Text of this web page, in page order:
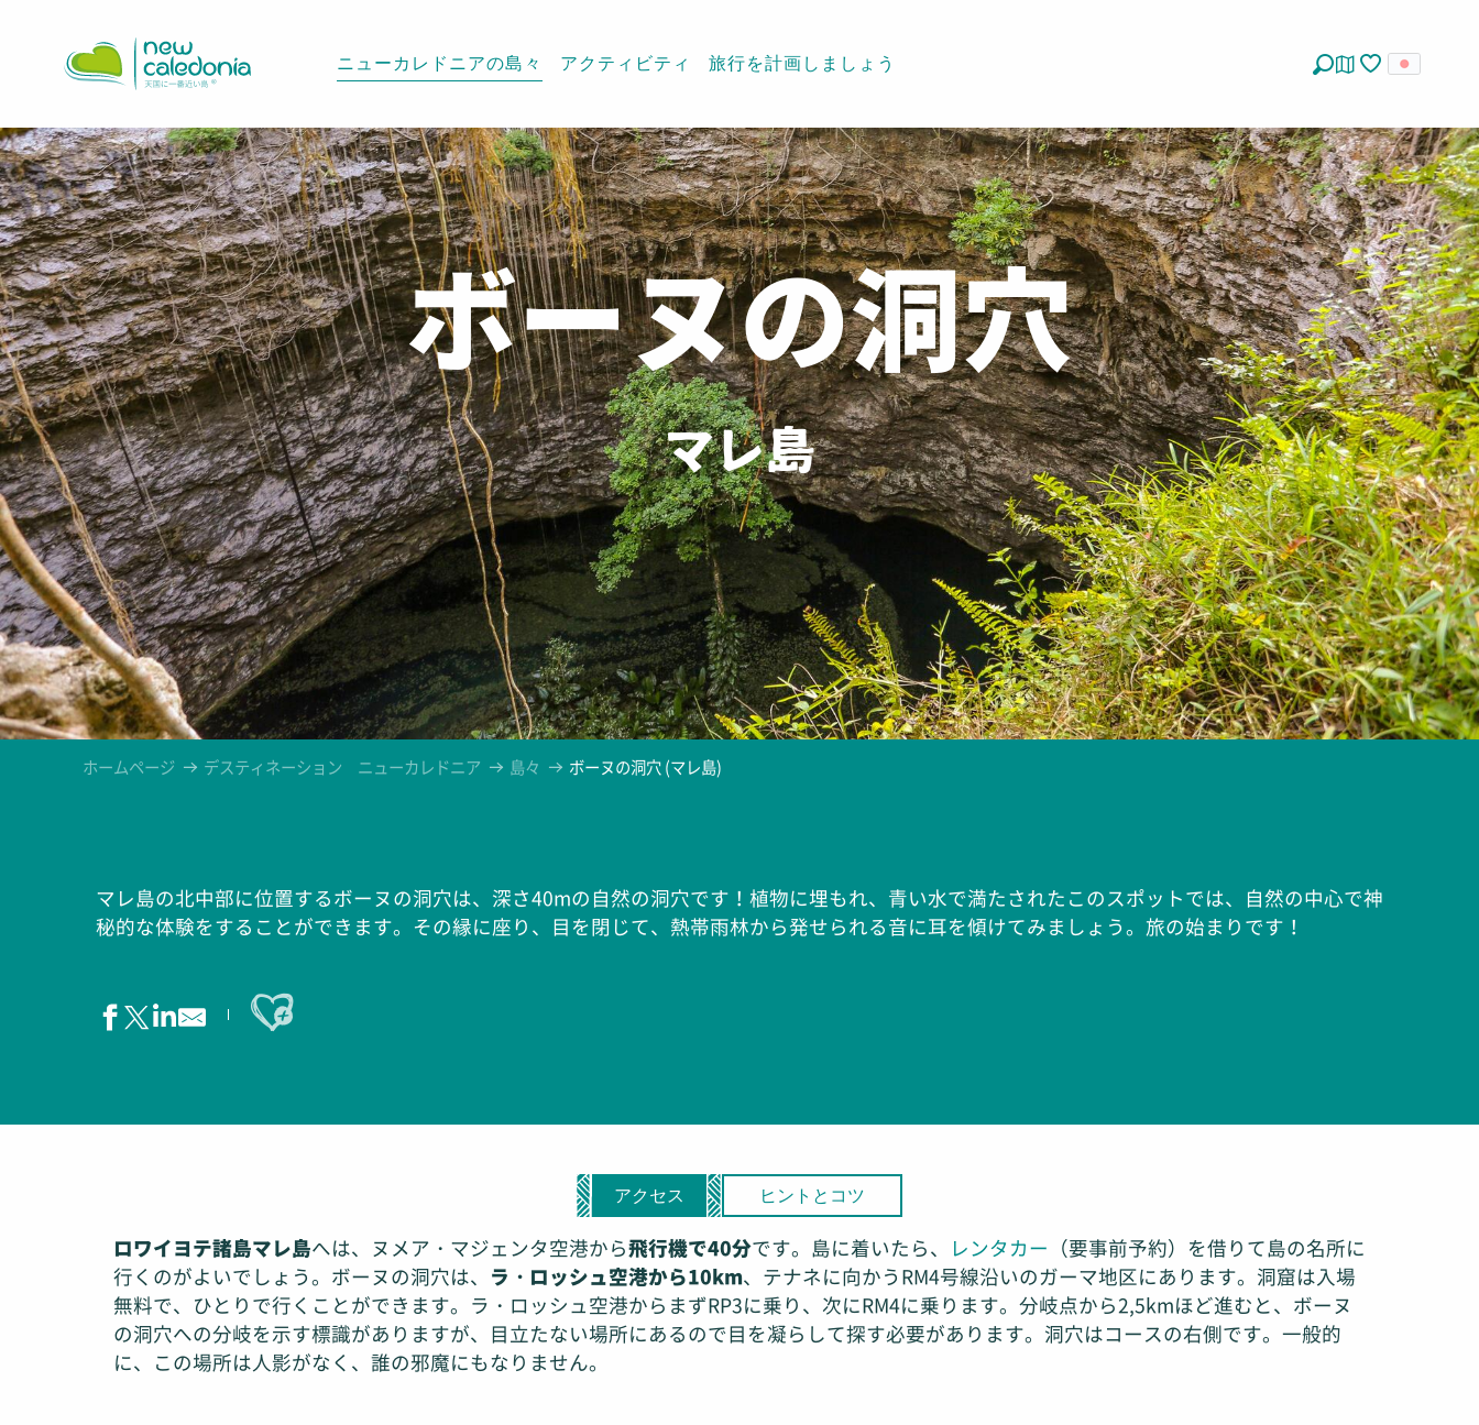
ニューカレドニアの島々 アクティビティ 旅行を計画しましょう
ボーヌの洞穴
マレ島
ホームページ デスティネーション ニューカレドニア 島々 ボーヌの洞穴 (マレ島)
マレ島の北中部に位置するボーヌの洞穴は、深さ40mの自然の洞穴です！植物に埋もれ、青い水で満たされたこのスポットでは、自然の中心で神
秘的な体験をすることができます。その縁に座り、目を閉じて、熱帯雨林から発せられる音に耳を傾けてみましょう。旅の始まりです！
Ajouter aux favoris
アクセス ヒントとコツ
ロワイヨテ諸島マレ島へは、ヌメア・マジェンタ空港から飛行機で40分です。島に着いたら、 レンタカー
（要事前予約）を借りて島の名所に
行くのがよいでしょう。ボーヌの洞穴は、
ラ・ロッシュ空港から10km、テナネに向かうRM4号線沿いのガーマ地区にあります。洞窟は入場
無料で、ひとりで行くことができます。ラ・ロッシュ空港からまずRP3に乗り、次にRM4に乗ります。分岐点から2,5kmほど進むと、ボーヌ
の洞穴への分岐を示す標識がありますが、目立たない場所にあるので目を凝らして探す必要があります。洞穴はコースの右側です。一般的
に、この場所は人影がなく、誰の邪魔にもなりません。